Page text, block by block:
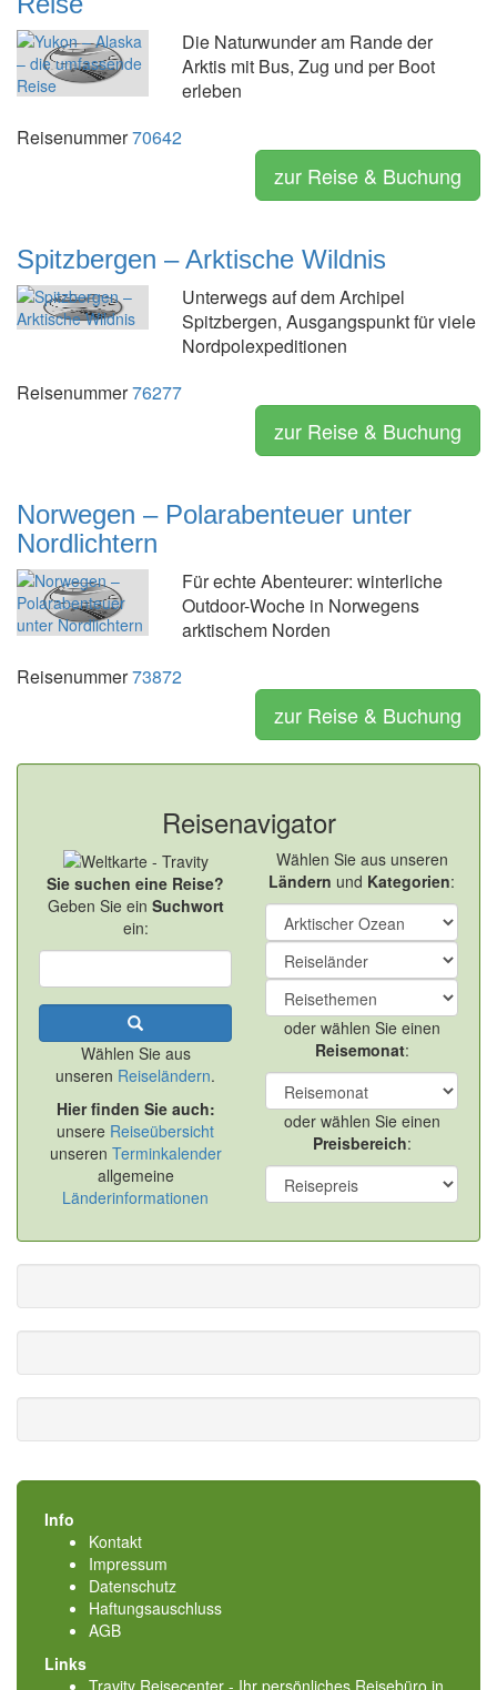
Die Naturwunder am Rande der
Arktis mit Bus, Zug und per Boot
erleben
Reisenummer70642
zur Reise & Buchung
Spitzbergen – Arktische Wildnis
Unterwegs auf dem Archipel
Spitzbergen, Ausgangspunkt für viele
Nordpolexpeditionen
Reisenummer76277
zur Reise & Buchung
Norwegen – Polarabenteuer unter
Nordlichtern
Für echte Abenteurer: winterliche
Outdoor-Woche in Norwegens
arktischem Norden
Reisenummer73872
zur Reise & Buchung
Reisenavigator
Sie suchen eine Reise?
Geben Sie ein Suchwort
ein:
Wählen Sie aus
unseren Reiseländern.
Hier finden Sie auch:
unsere Reiseübersicht
unseren Terminkalender
allgemeine
Länderinformationen
Wählen Sie aus unseren
Ländern und Kategorien:
oder wählen Sie einen
Reisemonat:
oder wählen Sie einen
Preisbereich:
Info
Kontakt
Impressum
Datenschutz
Haftungsauschluss
AGB
Links